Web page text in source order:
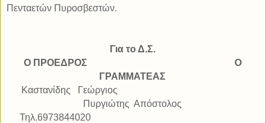
Πενταετών Πυροσβεστών.
Για το Δ.Σ.
Ο ΠΡΟΕΔΡΟΣ
Ο
ΓΡΑΜΜΑΤΕΑΣ
Καστανίδης
Γεώργιος
Πυργιώτης Απόστολος
Τηλ.6973844020